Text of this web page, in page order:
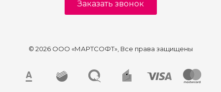
Заказать звонок
© 2026 ООО «МАРТСОФТ», Все права защищены